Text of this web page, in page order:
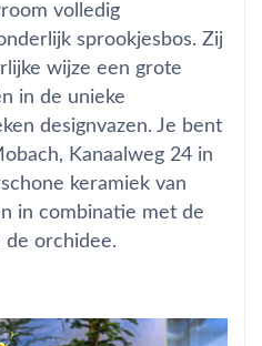
volledig
sprookjesbos. Zij
wijze een grote
in de unieke
designvazen. Je bent
Kanaalweg 24 in
keramiek van
in combinatie met de
de orchidee.